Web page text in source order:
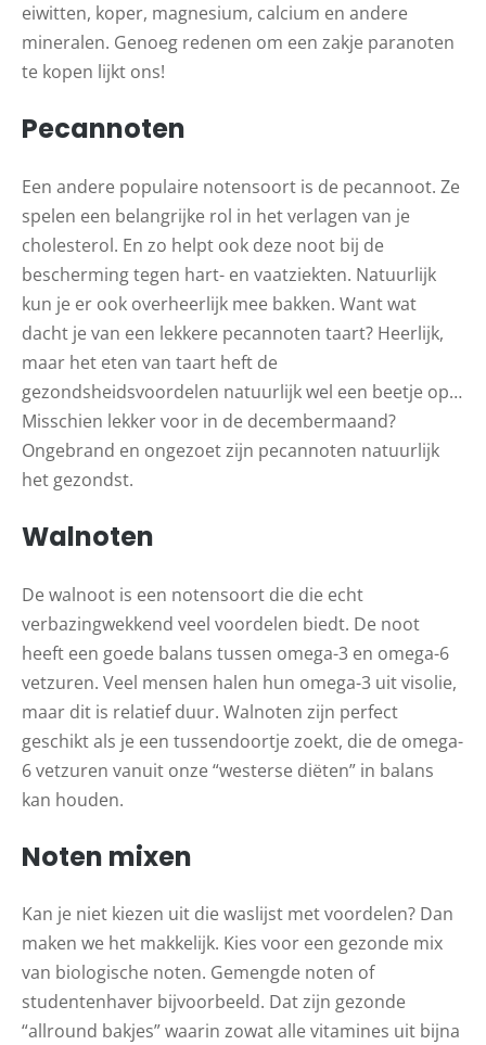
eiwitten, koper, magnesium, calcium en andere
mineralen. Genoeg redenen om een zakje paranoten
te kopen lijkt ons!
Pecannoten
Een andere populaire notensoort is de pecannoot. Ze
spelen een belangrijke rol in het verlagen van je
cholesterol. En zo helpt ook deze noot bij de
bescherming tegen hart- en vaatziekten. Natuurlijk
kun je er ook overheerlijk mee bakken. Want wat
dacht je van een lekkere pecannoten taart? Heerlijk,
maar het eten van taart heft de
gezondsheidsvoordelen natuurlijk wel een beetje op…
Misschien lekker voor in de decembermaand?
Ongebrand en ongezoet zijn pecannoten natuurlijk
het gezondst.
Walnoten
De walnoot is een notensoort die die echt
verbazingwekkend veel voordelen biedt. De noot
heeft een goede balans tussen omega-3 en omega-6
vetzuren. Veel mensen halen hun omega-3 uit visolie,
maar dit is relatief duur. Walnoten zijn perfect
geschikt als je een tussendoortje zoekt, die de omega-
6 vetzuren vanuit onze “westerse diëten” in balans
kan houden.
Noten mixen
Kan je niet kiezen uit die waslijst met voordelen? Dan
maken we het makkelijk. Kies voor een gezonde mix
van biologische noten. Gemengde noten of
studentenhaver bijvoorbeeld. Dat zijn gezonde
“allround bakjes” waarin zowat alle vitamines uit bijna